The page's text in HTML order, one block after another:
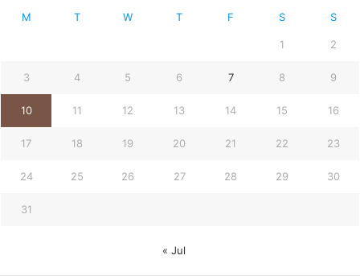
M T W T F S S
1 2
3 4 5 6 7 8 9
10 11 12 13 14 15 16
17 18 19 20 21 22 23
24 25 26 27 28 29 30
31
« Jul